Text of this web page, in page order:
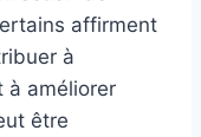
affirment
à
à améliorer
être